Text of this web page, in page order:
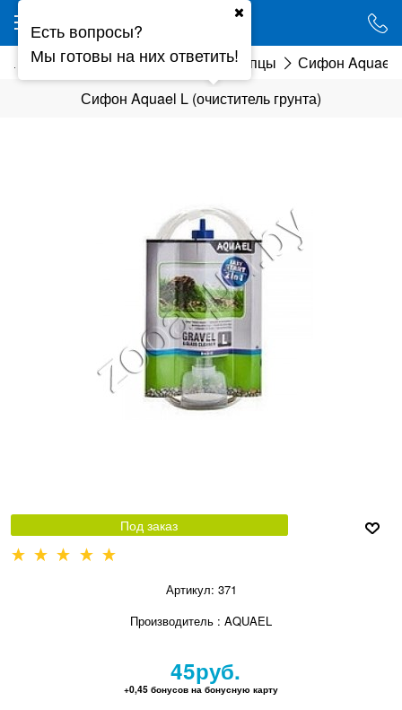
Грунтоочистители (сифоны), щипцы
Сифон Aquael L
Сифон Aquael L (очиститель грунта)
Под заказ
Артикул: 371
Производитель : AQUAEL
45руб.
+0,45 бонусов на бонусную карту
Есть вопросы?
Мы готовы на них ответить!
Ваш город - Минск,
угадали?
ДА НЕТ